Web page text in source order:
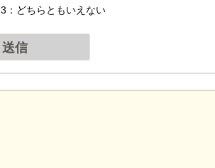
3：どちらともいえない